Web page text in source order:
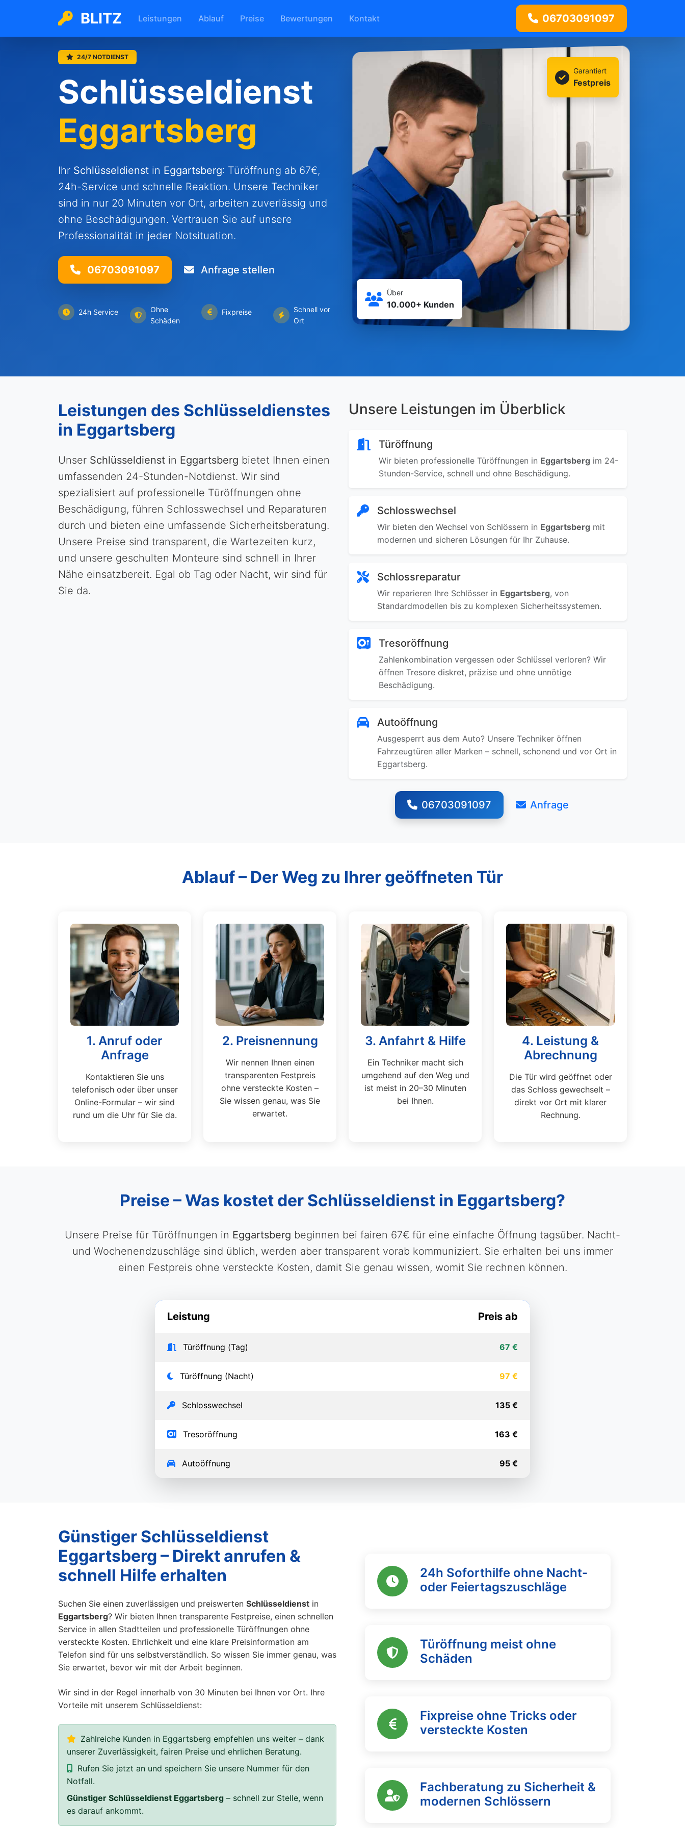
BLITZ Leistungen Ablauf Preise Bewertungen Kontakt 06703091097
24/7 NOTDIENST
Schlüsseldienst
Eggartsberg
Ihr Schlüsseldienst in Eggartsberg: Türöffnung ab 67€,
24h-Service und schnelle Reaktion. Unsere Techniker
sind in nur 20 Minuten vor Ort, arbeiten zuverlässig und
ohne Beschädigungen. Vertrauen Sie auf unsere
Professionalität in jeder Notsituation.
06703091097 Anfrage stellen
24h Service
Ohne
Schäden
Fixpreise
Schnell vor
Ort
Garantiert
Festpreis
Über
10.000+ Kunden
Leistungen des Schlüsseldienstes
in Eggartsberg
Unser Schlüsseldienst in Eggartsberg bietet Ihnen einen
umfassenden 24-Stunden-Notdienst. Wir sind
spezialisiert auf professionelle Türöffnungen ohne
Beschädigung, führen Schlosswechsel und Reparaturen
durch und bieten eine umfassende Sicherheitsberatung.
Unsere Preise sind transparent, die Wartezeiten kurz,
und unsere geschulten Monteure sind schnell in Ihrer
Nähe einsatzbereit. Egal ob Tag oder Nacht, wir sind für
Sie da.
Unsere Leistungen im Überblick
Türöffnung
Wir bieten professionelle Türöffnungen in Eggartsberg im 24-
Stunden-Service, schnell und ohne Beschädigung.
Schlosswechsel
Wir bieten den Wechsel von Schlössern in Eggartsberg mit
modernen und sicheren Lösungen für Ihr Zuhause.
Schlossreparatur
Wir reparieren Ihre Schlösser in Eggartsberg, von
Standardmodellen bis zu komplexen Sicherheitssystemen.
Tresoröffnung
Zahlenkombination vergessen oder Schlüssel verloren? Wir
öffnen Tresore diskret, präzise und ohne unnötige
Beschädigung.
Autoöffnung
Ausgesperrt aus dem Auto? Unsere Techniker öffnen
Fahrzeugtüren aller Marken – schnell, schonend und vor Ort in
Eggartsberg.
06703091097 Anfrage
Ablauf – Der Weg zu Ihrer geöffneten Tür
1. Anruf oder
Anfrage
Kontaktieren Sie uns
telefonisch oder über unser
Online-Formular – wir sind
rund um die Uhr für Sie da.
2. Preisnennung
Wir nennen Ihnen einen
transparenten Festpreis
ohne versteckte Kosten –
Sie wissen genau, was Sie
erwartet.
3. Anfahrt & Hilfe
Ein Techniker macht sich
umgehend auf den Weg und
ist meist in 20–30 Minuten
bei Ihnen.
4. Leistung &
Abrechnung
Die Tür wird geöffnet oder
das Schloss gewechselt –
direkt vor Ort mit klarer
Rechnung.
Preise – Was kostet der Schlüsseldienst in Eggartsberg?
Unsere Preise für Türöffnungen in Eggartsberg beginnen bei fairen 67€ für eine einfache Öffnung tagsüber. Nacht-
und Wochenendzuschläge sind üblich, werden aber transparent vorab kommuniziert. Sie erhalten bei uns immer
einen Festpreis ohne versteckte Kosten, damit Sie genau wissen, womit Sie rechnen können.
Leistung Preis ab
Türöffnung (Tag) 67 €
Türöffnung (Nacht) 97 €
Schlosswechsel 135 €
Tresoröffnung 163 €
Autoöffnung 95 €
Günstiger Schlüsseldienst
Eggartsberg – Direkt anrufen &
schnell Hilfe erhalten
Suchen Sie einen zuverlässigen und preiswerten Schlüsseldienst in
Eggartsberg? Wir bieten Ihnen transparente Festpreise, einen schnellen
Service in allen Stadtteilen und professionelle Türöffnungen ohne
versteckte Kosten. Ehrlichkeit und eine klare Preisinformation am
Telefon sind für uns selbstverständlich. So wissen Sie immer genau, was
Sie erwartet, bevor wir mit der Arbeit beginnen.
Wir sind in der Regel innerhalb von 30 Minuten bei Ihnen vor Ort. Ihre
Vorteile mit unserem Schlüsseldienst:
Zahlreiche Kunden in Eggartsberg empfehlen uns weiter – dank
unserer Zuverlässigkeit, fairen Preise und ehrlichen Beratung.
Rufen Sie jetzt an und speichern Sie unsere Nummer für den
Notfall.
Günstiger Schlüsseldienst Eggartsberg – schnell zur Stelle, wenn
es darauf ankommt.
24h Soforthilfe ohne Nacht-
oder Feiertagszuschläge
Türöffnung meist ohne
Schäden
Fixpreise ohne Tricks oder
versteckte Kosten
Fachberatung zu Sicherheit &
modernen Schlössern